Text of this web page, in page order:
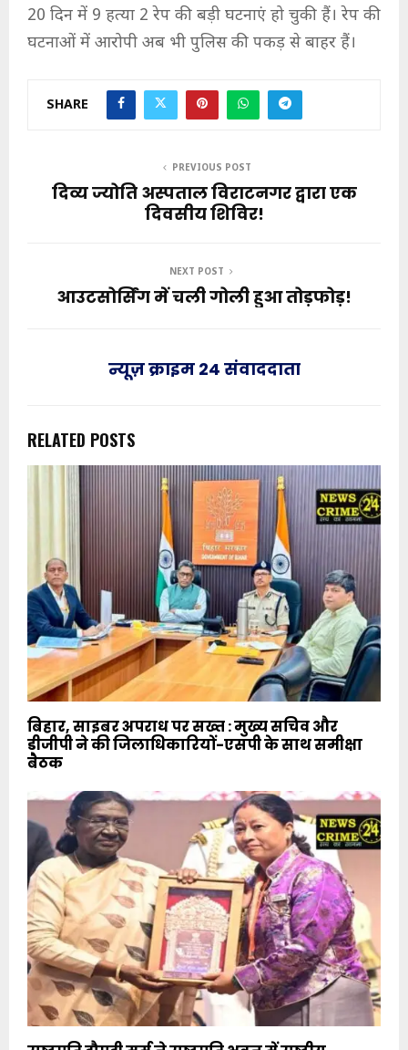
20 दिन में 9 हत्या 2 रेप की बड़ी घटनाएं हो चुकी हैं। रेप की
घटनाओं में आरोपी अब भी पुलिस की पकड़ से बाहर हैं।
SHARE
PREVIOUS POST
दिव्य ज्योति अस्पताल विराटनगर द्वारा एक
दिवसीय शिविर!
NEXT POST
आउटसोर्सिंग में चली गोली हुआ तोड़फोड़!
न्यूज़ क्राइम 24 संवाददाता
RELATED POSTS
बिहार, साइबर अपराध पर सख्त : मुख्य सचिव और
डीजीपी ने की जिलाधिकारियों-एसपी के साथ समीक्षा
बैठक